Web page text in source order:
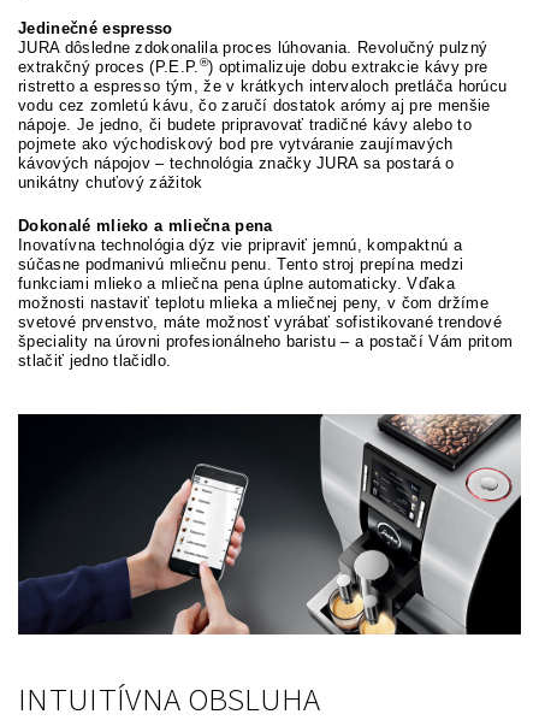
Jedinečné espresso
JURA dôsledne zdokonalila proces lúhovania. Revolučný pulzný
extrakčný proces (P.E.P.®) optimalizuje dobu extrakcie kávy pre
ristretto a espresso tým, že v krátkych intervaloch pretláča horúcu
vodu cez zomletú kávu, čo zaručí dostatok arómy aj pre menšie
nápoje. Je jedno, či budete pripravovať tradičné kávy alebo to
pojmete ako východiskový bod pre vytváranie zaujímavých
kávových nápojov – technológia značky JURA sa postará o
unikátny chuťový zážitok
Dokonalé mlieko a mliečna pena
Inovatívna technológia dýz vie pripraviť jemnú, kompaktnú a
súčasne podmanivú mliečnu penu. Tento stroj prepína medzi
funkciami mlieko a mliečna pena úplne automaticky. Vďaka
možnosti nastaviť teplotu mlieka a mliečnej peny, v čom držíme
svetové prvenstvo, máte možnosť vyrábať sofistikované trendové
špeciality na úrovni profesionálneho baristu – a postačí Vám pritom
stlačiť jedno tlačidlo.
INTUITÍVNA OBSLUHA